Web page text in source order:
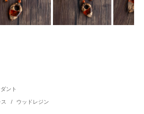
ント
/ ウッドレジン